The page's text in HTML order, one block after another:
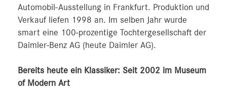
Automobil-Ausstellung in Frankfurt. Produktion und
Verkauf liefen 1998 an. Im selben Jahr wurde
smart eine 100-prozentige Tochtergesellschaft der
Daimler-Benz AG (heute Daimler AG).
Bereits heute ein Klassiker: Seit 2002 im Museum
of Modern Art